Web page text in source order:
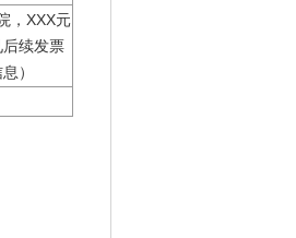
，XXX元
后续发票
）